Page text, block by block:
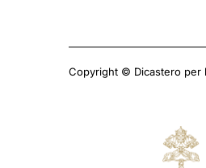
Copyright © Dicastero per